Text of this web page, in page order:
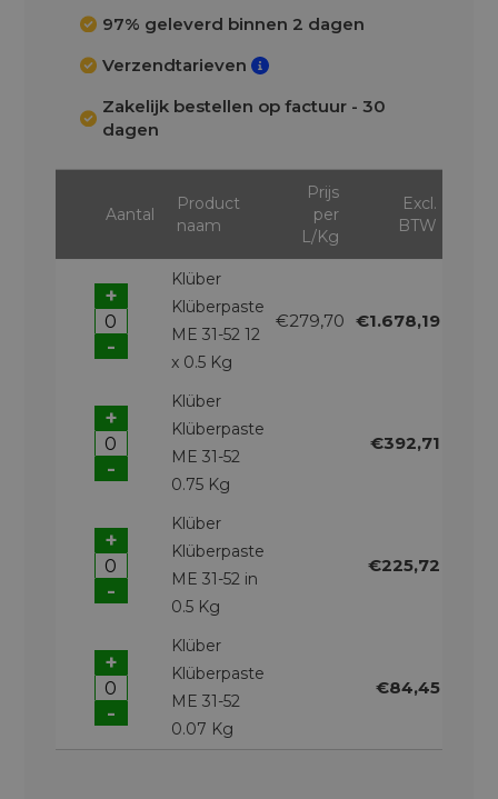
afbeeldingen-
97% geleverd binnen 2 dagen
Verzendtarieven
Zakelijk bestellen op factuur - 30
dagen
Aantal
Product
naam
Prijs
per
L/Kg
Excl.
BTW
-
+
Klüber
Klüberpaste
ME 31-52 12
x 0.5 Kg
€279,70 €1.678,19
-
+
Klüber
Klüberpaste
ME 31-52
0.75 Kg
€392,71
-
+
Klüber
Klüberpaste
ME 31-52 in
0.5 Kg
€225,72
-
+
Klüber
Klüberpaste
ME 31-52
0.07 Kg
€84,45